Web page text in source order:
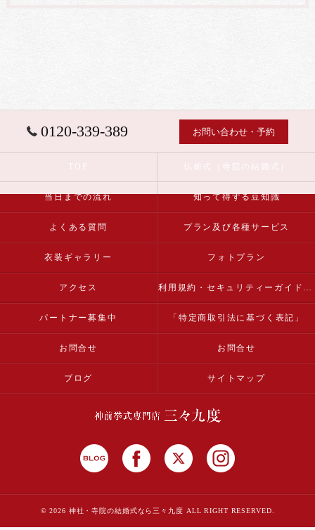
0120-339-389 お問い合わせ・予約
当日までの流れ 知って得する豆知識
よくある質問 プラン及び各種サービス
衣装ギャラリー フォトプラン
アクセス 利用規約・セキュリティーガイドライン
パートナー募集中 「特定商取引法に基づく表記」
お問合せ お問合せ
ブログ サイトマップ
© 2026 神社・寺院の結婚式なら三々九度 ALL RIGHT RESERVED.